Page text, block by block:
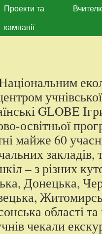
Проекти та
кампанії
GLOBE
освітньої
майже 60
закладів,
– з різних
Донецька,
області
чекали